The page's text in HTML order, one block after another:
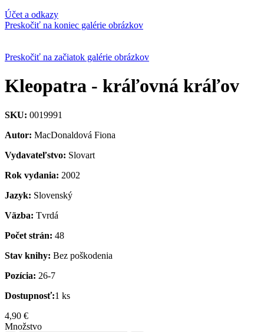
Účet a odkazy
Preskočiť na koniec galérie obrázkov
Preskočiť na začiatok galérie obrázkov
Kleopatra - kráľovná kráľov
SKU: 0019991
Autor: MacDonaldová Fiona
Vydavateľstvo: Slovart
Rok vydania: 2002
Jazyk: Slovenský
Väzba: Tvrdá
Počet strán: 48
Stav knihy: Bez poškodenia
Pozícia: 26-7
Dostupnosť:1 ks
4,90 €
Množstvo